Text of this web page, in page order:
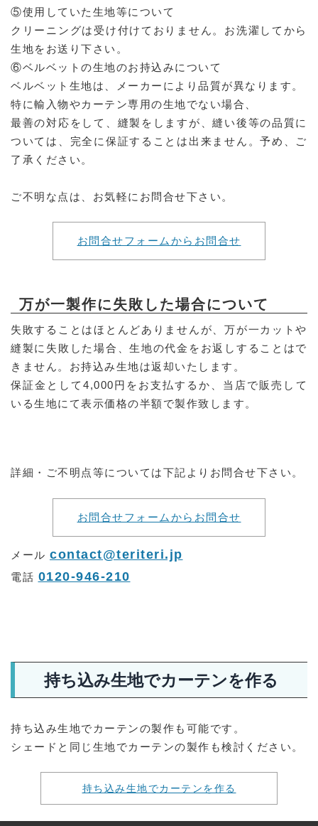
⑤使用していた生地等について
クリーニングは受け付けておりません。お洗濯してから
生地をお送り下さい。
⑥ベルベットの生地のお持込みについて
ベルベット生地は、メーカーにより品質が異なります。
特に輸入物やカーテン専用の生地でない場合、
最善の対応をして、縫製をしますが、縫い後等の品質に
ついては、完全に保証することは出来ません。予め、ご
了承ください。
ご不明な点は、お気軽にお問合せ下さい。
お問合せフォームからお問合せ
万が一製作に失敗した場合について
失敗することはほとんどありませんが、万が一カットや
縫製に失敗した場合、生地の代金をお返しすることはで
きません。お持込み生地は返却いたします。
保証金として4,000円をお支払するか、当店で販売して
いる生地にて表示価格の半額で製作致します。
詳細・ご不明点等については下記よりお問合せ下さい。
お問合せフォームからお問合せ
メール contact@teriteri.jp
電話 0120-946-210
持ち込み生地でカーテンを作る
持ち込み生地でカーテンの製作も可能です。
シェードと同じ生地でカーテンの製作も検討ください。
持ち込み生地でカーテンを作る